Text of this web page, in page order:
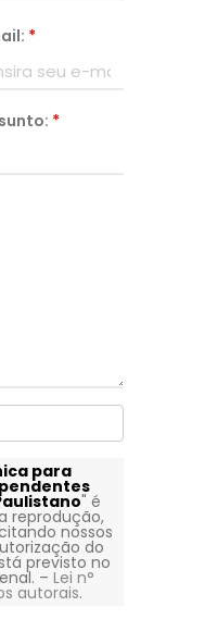
*
*
para
" é
reprodução,
nossos
do
previsto no
– Lei n°
autorais.